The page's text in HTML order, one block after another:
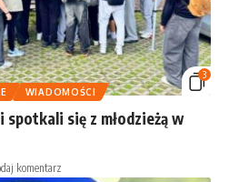
3
WIADOMOŚCI
się z młodzieżą w
komentarz